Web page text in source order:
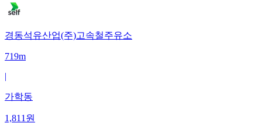
경동석유산업(주)고속철주유소
719m
|
가학동
1,811원